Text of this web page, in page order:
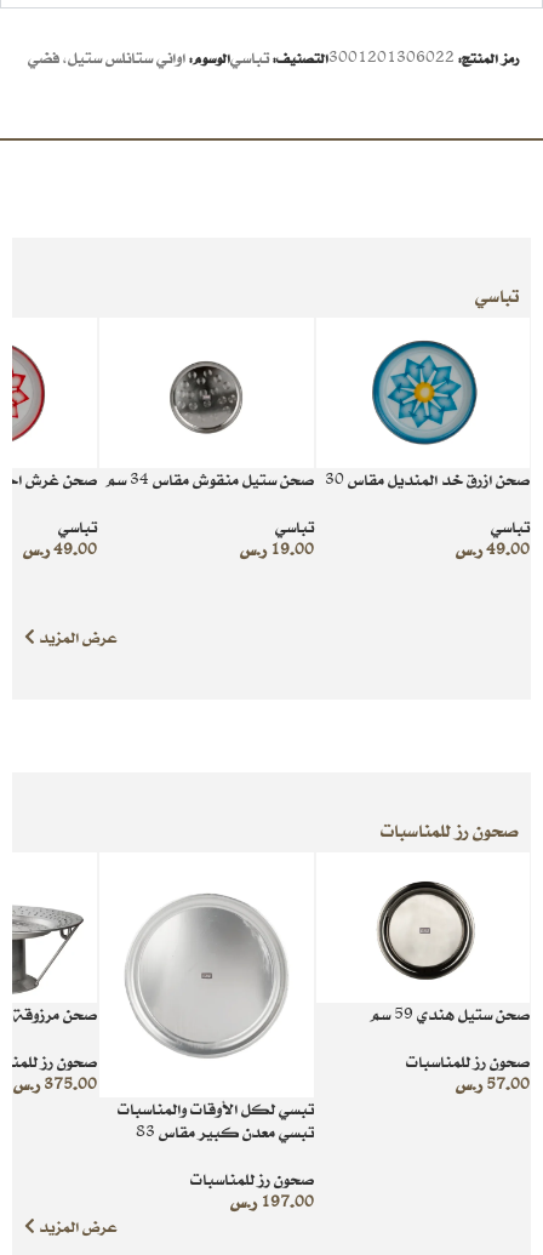
رمز المنتج: 3001201306022التصنيف:تباسيالوسوم:اواني ستانلس ستيل,فضي
تباسي
صحن ازرق خد المنديل مقاس 30
تباسي
49.00ر.س
صحن ستيل منقوش مقاس 34 سم
تباسي
19.00 ر.س
صحن غرش
تباسي
49.00ر.س
عرض المزيد
صحون رز للمناسبات
صحن ستيل هندي 59 سم
صحون رز للمناسبات
57.00ر.س
تبسي لكل الأوقات والمناسبات
تبسي معدن كبير مقاس 83
صحون رز للمناسبات
197.00 ر.س
صحن مرزوقة
صحون رز
375.00ر.س
عرض المزيد